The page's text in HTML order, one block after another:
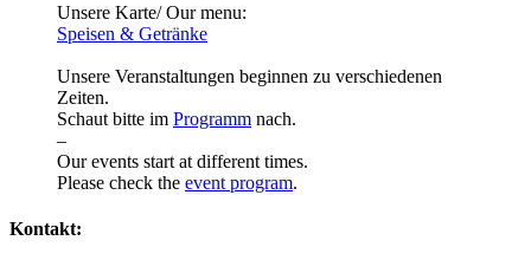
Unsere Karte/ Our menu:
Speisen & Getränke
Unsere Veranstaltungen beginnen zu verschiedenen
Zeiten.
Schaut bitte im Programm nach.
–
Our events start at different times.
Please check the event program.
Kontakt: